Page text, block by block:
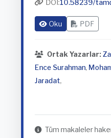
DOI:10.58239/
Oku PDF
Ortak Yazarlar:
Ence Surahman,
Jaradat,
Tüm makaleler